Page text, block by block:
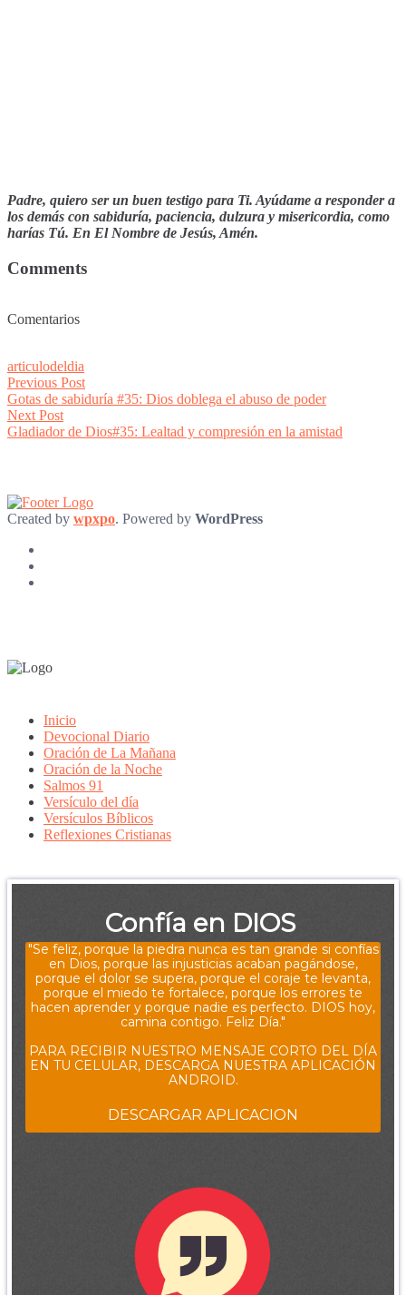
Padre, quiero ser un buen testigo para Ti. Ayúdame a responder a
los demás con sabiduría, paciencia, dulzura y misericordia, como
harías Tú. En El Nombre de Jesús, Amén.
Comments
Comentarios
articulodeldia
Post
navigation
Previous PostPrevious
post:
Gotas de sabiduría #35: Dios doblega el abuso de poder
Next PostNext
post:
Gladiador de Dios#35: Lealtad y compresión en la amistad
Created by wpxpo. Powered by WordPress
Inicio
Devocional Diario
Oración de La Mañana
Oración de la Noche
Salmos 91
Versículo del día
Versículos Bíblicos
Reflexiones Cristianas
Confía en DIOS
"Se feliz, porque la piedra nunca es tan grande si confías
en Dios, porque las injusticias acaban pagándose,
porque el dolor se supera, porque el coraje te levanta,
porque el miedo te fortalece, porque los errores te
hacen aprender y porque nadie es perfecto. DIOS hoy,
camina contigo. Feliz Día."
PARA RECIBIR NUESTRO MENSAJE CORTO DEL DÍA
EN TU CELULAR, DESCARGA NUESTRA APLICACIÓN
ANDROID.
DESCARGAR APLICACION